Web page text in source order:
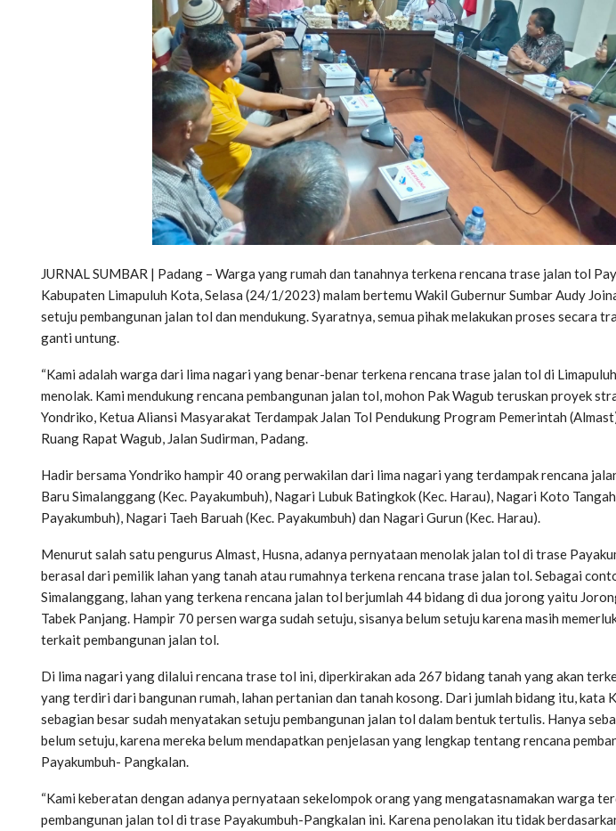
JURNAL SUMBAR | Padang – Warga yang rumah dan tanahnya terkena rencana trase jalan tol
Kabupaten Limapuluh Kota, Selasa (24/1/2023) malam bertemu Wakil Gubernur Sumbar Audy
setuju pembangunan jalan tol dan mendukung. Syaratnya, semua pihak melakukan proses secara
ganti untung.
“Kami adalah warga dari lima nagari yang benar-benar terkena rencana trase jalan tol di
menolak. Kami mendukung rencana pembangunan jalan tol, mohon Pak Wagub teruskan proyek
Yondriko, Ketua Aliansi Masyarakat Terdampak Jalan Tol Pendukung Program Pemerintah
Ruang Rapat Wagub, Jalan Sudirman, Padang.
Hadir bersama Yondriko hampir 40 orang perwakilan dari lima nagari yang terdampak rencana
Baru Simalanggang (Kec. Payakumbuh), Nagari Lubuk Batingkok (Kec. Harau), Nagari Koto
Payakumbuh), Nagari Taeh Baruah (Kec. Payakumbuh) dan Nagari Gurun (Kec. Harau).
Menurut salah satu pengurus Almast, Husna, adanya pernyataan menolak jalan tol di trase
berasal dari pemilik lahan yang tanah atau rumahnya terkena rencana trase jalan tol. Sebagai
Simalanggang, lahan yang terkena rencana jalan tol berjumlah 44 bidang di dua jorong yaitu
Tabek Panjang. Hampir 70 persen warga sudah setuju, sisanya belum setuju karena masih
terkait pembangunan jalan tol.
Di lima nagari yang dilalui rencana trase tol ini, diperkirakan ada 267 bidang tanah yang akan
yang terdiri dari bangunan rumah, lahan pertanian dan tanah kosong. Dari jumlah bidang itu, kata
sebagian besar sudah menyatakan setuju pembangunan jalan tol dalam bentuk tertulis. Hanya
belum setuju, karena mereka belum mendapatkan penjelasan yang lengkap tentang rencana
Payakumbuh- Pangkalan.
“Kami keberatan dengan adanya pernyataan sekelompok orang yang mengatasnamakan warga
pembangunan jalan tol di trase Payakumbuh-Pangkalan ini. Karena penolakan itu tidak